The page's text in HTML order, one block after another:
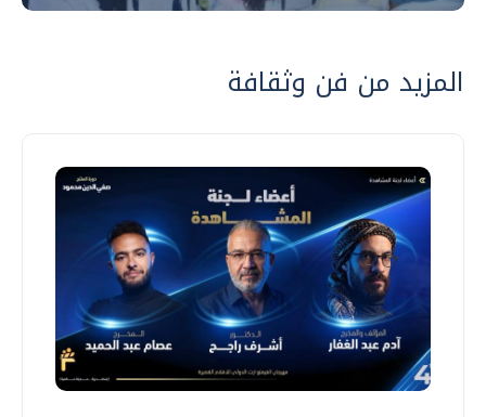
المزيد من فن وثقافة